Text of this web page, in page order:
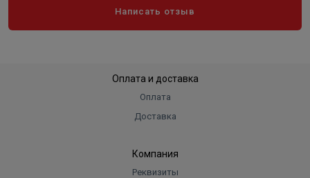
Написать отзыв
Оплата и доставка
Оплата
Доставка
Компания
Реквизиты